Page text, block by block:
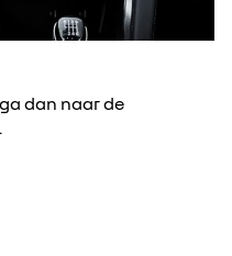
dan naar de
.